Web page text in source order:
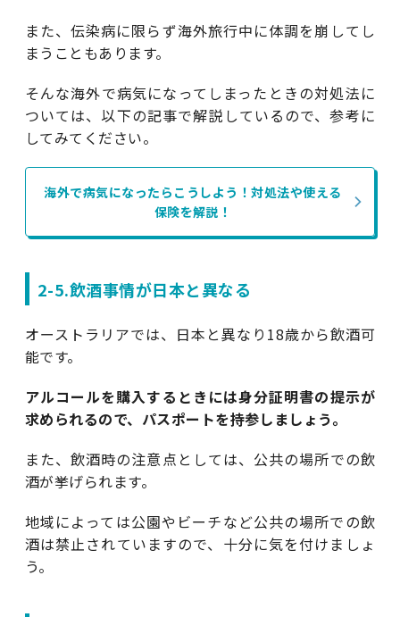
また、伝染病に限らず海外旅行中に体調を崩してし
まうこともあります。
そんな海外で病気になってしまったときの対処法に
ついては、以下の記事で解説しているので、参考に
してみてください。
海外で病気になったらこうしよう！対処法や使える
保険を解説！
2-5.飲酒事情が日本と異なる
オーストラリアでは、日本と異なり18歳から飲酒可
能です。
アルコールを購入するときには身分証明書の提示が
求められるので、パスポートを持参しましょう。
また、飲酒時の注意点としては、公共の場所での飲
酒が挙げられます。
地域によっては公園やビーチなど公共の場所での飲
酒は禁止されていますので、十分に気を付けましょ
う。